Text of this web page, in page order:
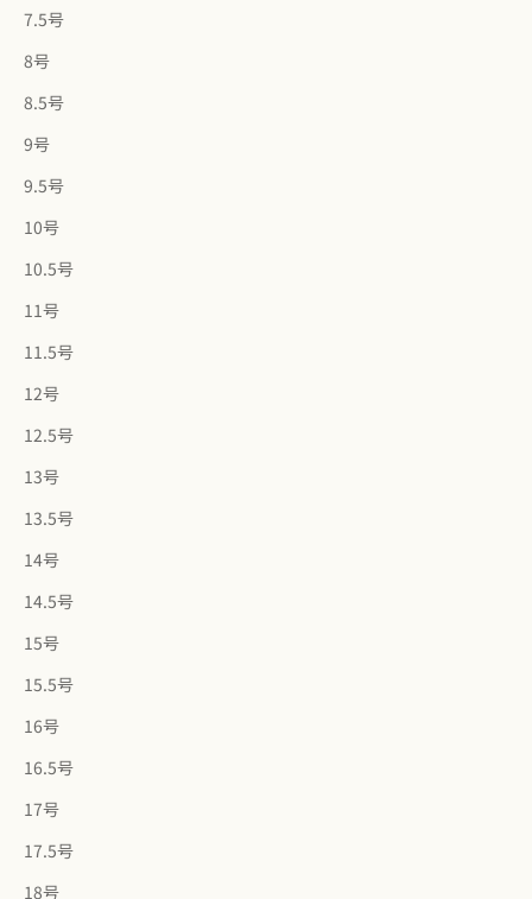
7.5号
8号
8.5号
9号
9.5号
10号
10.5号
11号
11.5号
12号
12.5号
13号
13.5号
14号
14.5号
15号
15.5号
16号
16.5号
17号
17.5号
18号